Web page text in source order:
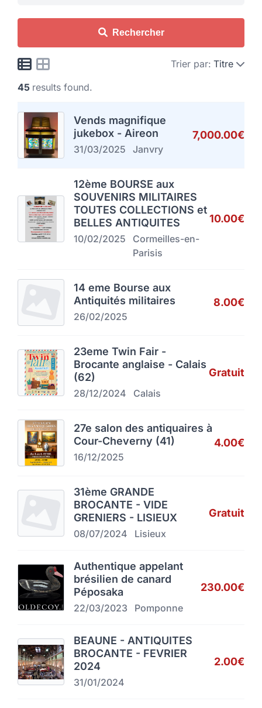
Rechercher
Trier par: Titre
45 results found.
Vends magnifique
jukebox - Aireon
31/03/2025 Janvry
7,000.00€
12ème BOURSE aux
SOUVENIRS MILITAIRES
TOUTES COLLECTIONS et
BELLES ANTIQUITES
10/02/2025
Cormeilles-en-
Parisis
10.00€
14 eme Bourse aux
Antiquités militaires
26/02/2025
8.00€
23eme Twin Fair -
Brocante anglaise - Calais
(62)
28/12/2024 Calais
Gratuit
27e salon des antiquaires à
Cour-Cheverny (41)
16/12/2025
4.00€
31ème GRANDE
BROCANTE - VIDE
GRENIERS - LISIEUX
08/07/2024 Lisieux
Gratuit
Authentique appelant
brésilien de canard
Péposaka
22/03/2023 Pomponne
230.00€
BEAUNE - ANTIQUITES
BROCANTE - FEVRIER
2024
31/01/2024
2.00€